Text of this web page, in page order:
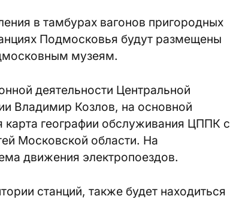
в тамбурах вагонов пригородных
Подмосковья будут размещены
музеям.
деятельности Центральной
Владимир Козлов, на основной
карта географии обслуживания ЦППК с
Московской области. На
движения электропоездов.
станций, также будет находиться